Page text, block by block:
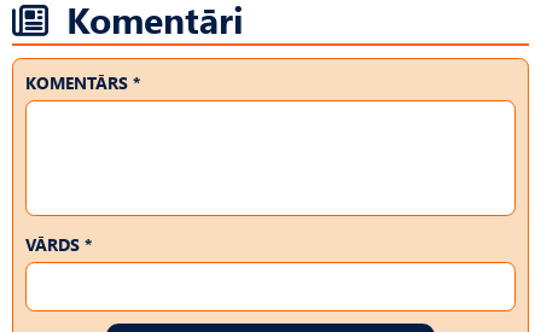
Komentāri
KOMENTĀRS *
VĀRDS *